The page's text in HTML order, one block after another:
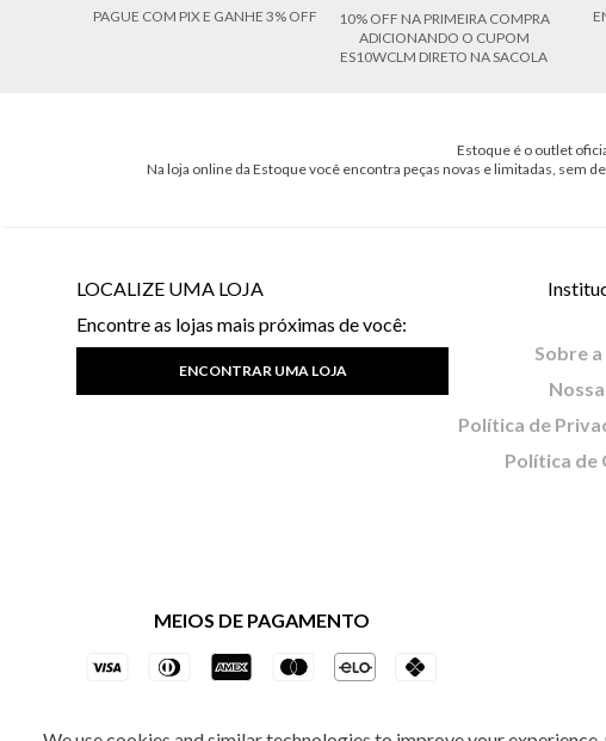
PAGUE COM PIX E GANHE 3% OFF
10% OFF NA PRIMEIRA COMPRA
ADICIONANDO O CUPOM
ES10WCLM DIRETO NA SACOLA
Estoque é o outlet
Na loja online da Estoque você encontra peças novas e limitadas, sem
LOCALIZE UMA LOJA
Encontre as lojas mais próximas de você:
ENCONTRAR UMA LOJA
Sobre
Política de
MEIOS DE PAGAMENTO